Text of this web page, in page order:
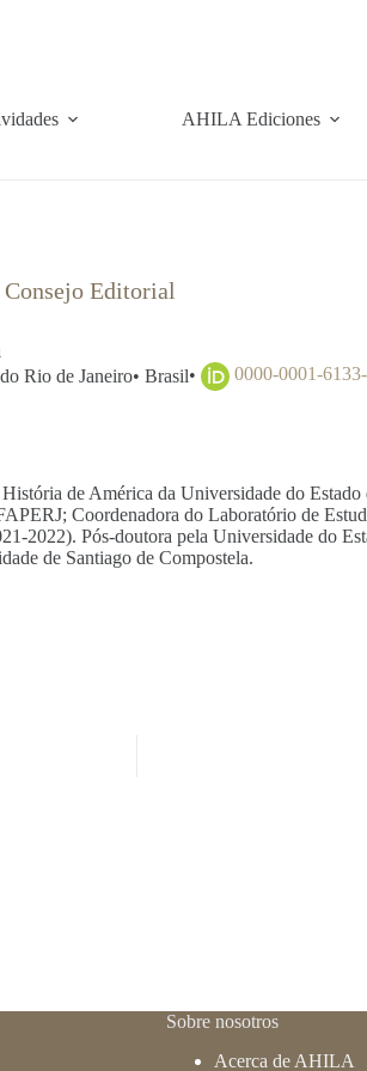
AHILA Ediciones
Consejo Editorial
Rio de Janeiro• Brasil• 0000-0001-
História de América da Universidade do
Coordenadora do Laboratório de
2022). Pós-doutora pela Universidade do
de Santiago de Compostela.
Sobre nosotros
Acerca de AHILA